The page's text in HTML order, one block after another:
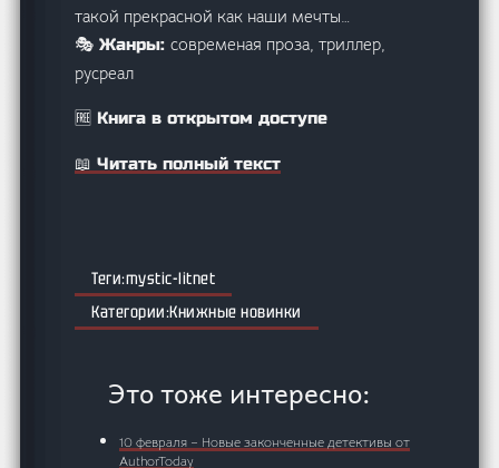
такой прекрасной как наши мечты…
🎭 Жанры:современая проза, триллер,
русреал
🆓 Книга в открытом доступе
📖 Читать полный текст
mystic-litnet
Книжные новинки
Это тоже интересно:
10 февраля – Новые законченные детективы от
AuthorToday